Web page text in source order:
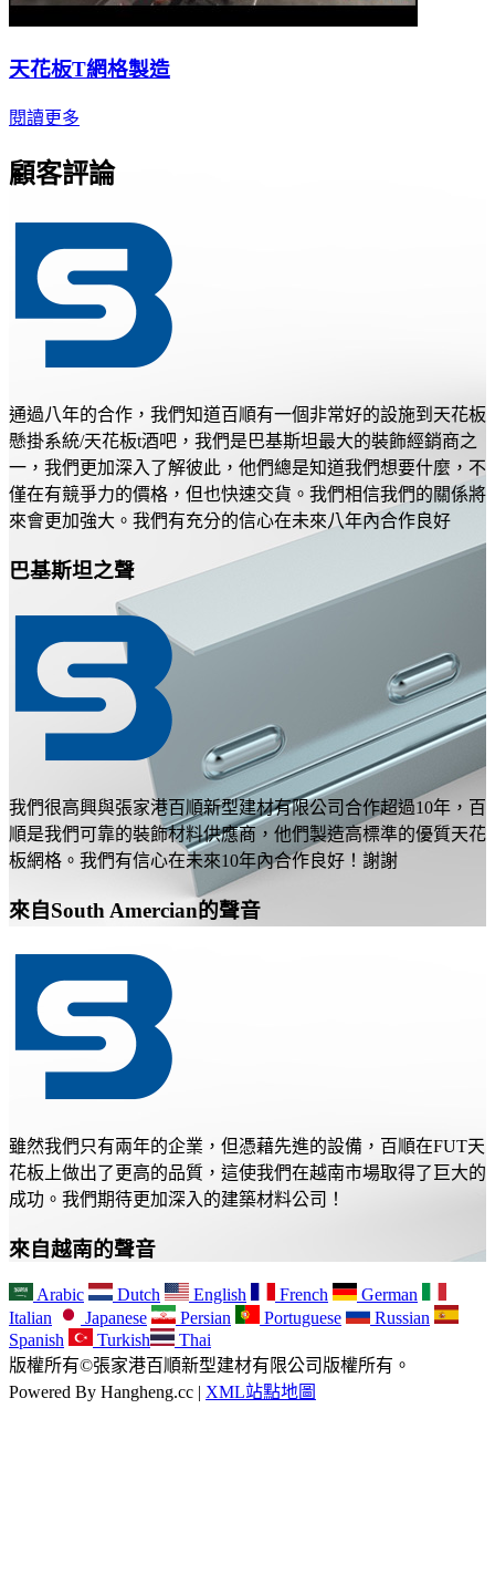
天花板T網格製造
閱讀更多
顧客評論
通過八年的合作，我們知道百順有一個非常好的設施到天花板
懸掛系統/天花板t酒吧，我們是巴基斯坦最大的裝飾經銷商之
一，我們更加深入了解彼此，他們總是知道我們想要什麼，不
僅在有競爭力的價格，但也快速交貨。我們相信我們的關係將
來會更加強大。我們有充分的信心在未來八年內合作良好
巴基斯坦之聲
我們很高興與張家港百順新型建材有限公司合作超過10年，百
順是我們可靠的裝飾材料供應商，他們製造高標準的優質天花
板網格。我們有信心在未來10年內合作良好！謝謝
來自South Amercian的聲音
雖然我們只有兩年的企業，但憑藉先進的設備，百順在FUT天
花板上做出了更高的品質，這使我們在越南市場取得了巨大的
成功。我們期待更加深入的建築材料公司！
來自越南的聲音
Arabic Dutch English French
German
Italian
Japanese Persian Portuguese
Russian
Spanish
Turkish
Thai
版權所有©張家港百順新型建材有限公司版權所有。
Powered By Hangheng.cc | XML站點地圖